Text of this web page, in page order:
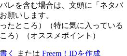
レを含む場合は、文頭に「ネタバ
願いします。
たところ）（特に気に入っている
ろ）（オススメポイント）
く または Freem！IDを作成